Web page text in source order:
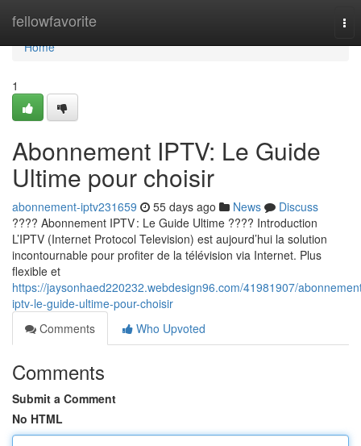
fellowfavorite
Home
Home
1
Abonnement IPTV: Le Guide
Ultime pour choisir
abonnement-iptv231659 55 days ago News
Discuss
???? Abonnement IPTV : Le Guide Ultime ???? Introduction
L’IPTV (Internet Protocol Television) est aujourd’hui la solution
incontournable pour profiter de la télévision via Internet. Plus
flexible et
https://jaysonhaed220232.webdesign96.com/41981907/
iptv-le-guide-ultime-pour-choisir
Comments
Who Upvoted
Comments
Submit a Comment
No HTML